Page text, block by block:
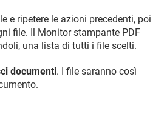
e ripetere le azioni precedenti, poi
file. Il Monitor stampante PDF
una lista di tutti i file scelti.
documenti. I file saranno così